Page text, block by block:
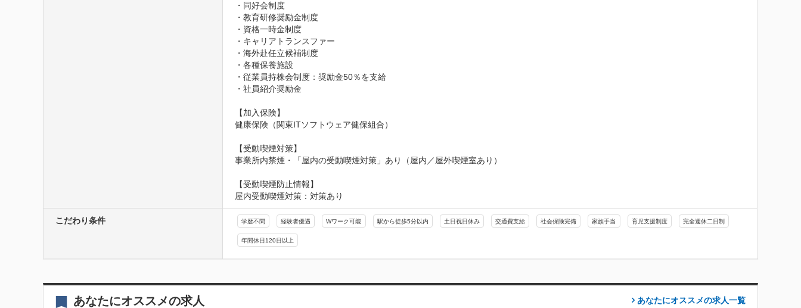
・同好会制度
・教育研修奨励金制度
・資格一時金制度
・キャリアトランスファー
・海外赴任立候補制度
・各種保養施設
・従業員持株会制度：奨励金50％を支給
・社員紹介奨励金
【加入保険】
健康保険（関東ITソフトウェア健保組合）
【受動喫煙対策】
事業所内禁煙・「屋内の受動喫煙対策」あり（屋内／屋外喫煙室あり）
【受動喫煙防止情報】
屋内受動喫煙対策：対策あり
こだわり条件 学歴不問 経験者優遇 Wワーク可能 駅から徒歩5分以内 土日祝日休み 交通費支給 社会保険完備 家族手当 育児支援制度 完全週休二日制
年間休日120日以上
あなたにオススメの求人 あなたにオススメの求人一覧